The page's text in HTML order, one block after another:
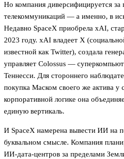
Но компания диверсифицируется за
телекоммуникаций — а именно, в
Недавно SpaceX приобрела xAI,
2023 году. xAI владеет X
известной как Twitter), создала
управляет Colossus —
Теннесси. Для стороннего
покупка Маском своего же актива у
корпоративной логике она
единую вертикаль.
И SpaceX намерена вывести ИИ на
буквальном смысле. Компания
ИИ-дата-центров за пределами